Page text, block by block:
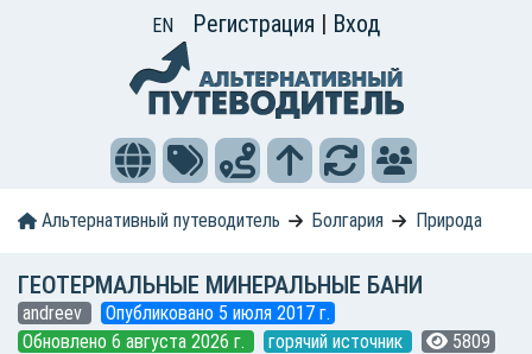
EN Регистрация | Вход
Альтернативный путеводитель Болгария Природа
ГЕОТЕРМАЛЬНЫЕ МИНЕРАЛЬНЫЕ БАНИ
andreev
Опубликовано 5 июля 2017 г.
Обновлено 6 августа 2026 г.
горячий источник 5809